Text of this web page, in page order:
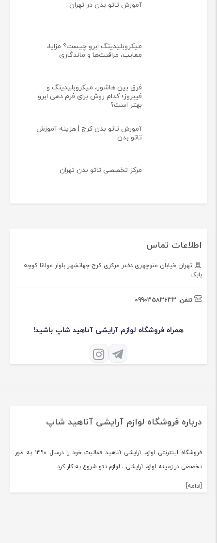
آموزش تاتو بدن در تهران
میکروبلیدینگ ابرو چیست؟ مزایا،
معایب، مراقبت‌ها و ماندگاری
فرق بین هاشور، میکروبلیدینگ و
فیبروز؛ کدام روش برای فرم دهی ابرو
بهتر است؟
آموزش تاتو بدن کرج | هزینه آموزش
تاتو بدن
مرکز تخصصی تاتو بدن تهران
اطلاعات تماس
تهران خیابان منوچهری دفتر مرکزی کرج جهانشهر بلوار مولانا کوچه
بابک
تلفن: 09903583633
همراه فروشگاه لوازم آرایشی آناهید شاپ باشید!
درباره فروشگاه لوازم آرایشی آناهید شاپ
فروشگاه اینترنتی لوازم آرایشی آناهید فعالیت خود را درسال 1390 به طور
تخصصی در زمینه لوازم آرایشی ، لوازم تتو شروع به کار کرد.
[ادامه]